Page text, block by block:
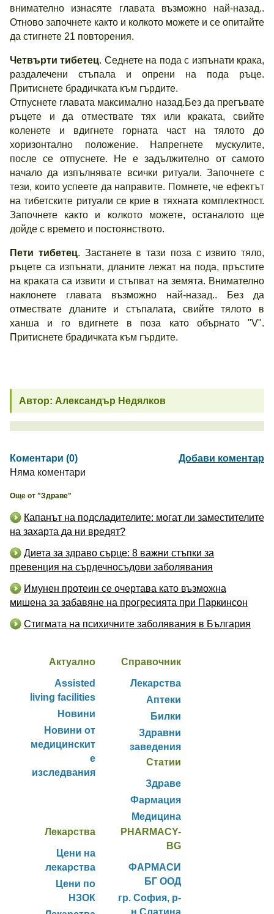
внимателно изнасяте главата възможно най-назад..
Отново започнете както и колкото можете и се опитайте
да стигнете 21 повторения.
Четвърти тибетец. Седнете на пода с изпънати крака,
раздалечени стъпала и опрени на пода ръце.
Притиснете брадичката към гърдите.
Отпуснете главата максимално назад.Без да прегъвате
ръцете и да отмествате тях или краката, свийте
коленете и вдигнете горната част на тялото до
хоризонтално положение. Напрегнете мускулите,
после се отпуснете. Не е задължително от самото
начало да изпълнявате всички ритуали. Започнете с
тези, които успеете да направите. Помнете, че ефектът
на тибетските ритуали се крие в тяхната комплектност.
Започнете както и колкото можете, останалото ще
дойде с времето и постоянството.
Пети тибетец. Застанете в тази поза с извито тяло,
ръцете са изпънати, дланите лежат на пода, пръстите
на краката са извити и стъпват на земята. Внимателно
наклонете главата възможно най-назад.. Без да
отмествате дланите и стъпалата, свийте тялото в
ханша и го вдигнете в поза като обърнато "V".
Притиснете брадичката към гърдите.
Автор: Александър Недялков
Коментари (0)
Добави коментар
Няма коментари
Още от "Здраве"
Капанът на подсладителите: могат ли заместителите
на захарта да ни вредят?
Диета за здраво сърце: 8 важни стъпки за
превенция на сърдечносъдови заболявания
Имунен протеин се очертава като възможна
мишена за забавяне на прогресията при Паркинсон
Стигмата на психичните заболявания в България
Актуално
Assisted
living facilities
Новини
Новини от
медицинскит
е
изследвания
Справочник
Лекарства
Аптеки
Билки
Здравни
заведения
Статии
Здраве
Фармация
Медицина
Лекарства
Цени на
лекарства
Цени по
НЗОК
PHARMACY-
BG
ФАРМАСИ
БГ ООД
гр. София, р-
н Слатина